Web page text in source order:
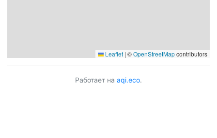
Leaflet | ©OpenStreetMapcontributors
Работает на aqi.eco.